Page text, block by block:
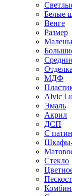
Белые
Венге
Размер
МДФ
Alvic
Эмаль
Акрил
ДСП
С
Шкафы-
Стекло